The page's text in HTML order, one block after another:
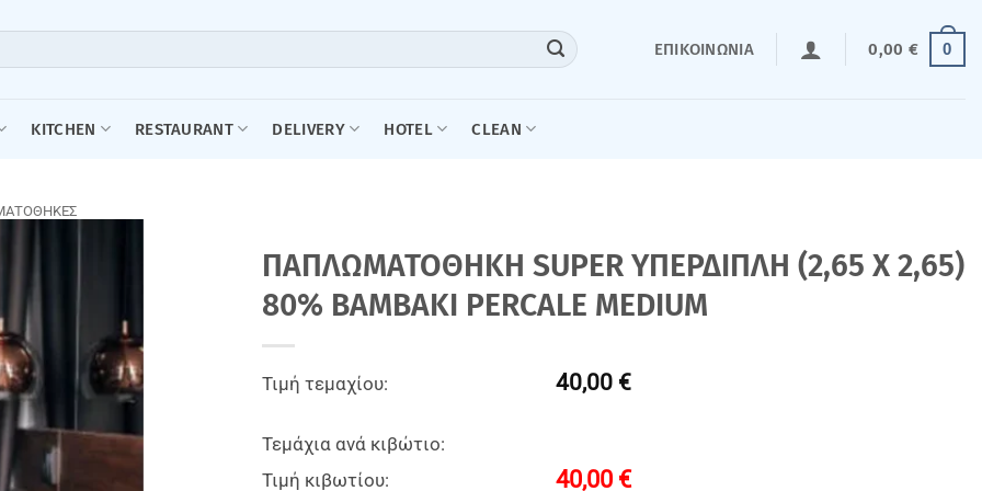
ΕΠΙΚΟΙΝΩΝΊΑ 0,00 € 0
KITCHEN RESTAURANT DELIVERY HOTEL CLEAN
ΠΑΠΛΩΜΑΤΟΘΗΚΗ SUPER ΥΠΕΡΔΙΠΛΗ (2,65 Χ 2,65)
80% BAMBAKI PERCALE MEDIUM
Τιμή τεμαχίου: 40,00 €
Τεμάχια ανά κιβώτιο:
Τιμή κιβωτίου:
40,00 €